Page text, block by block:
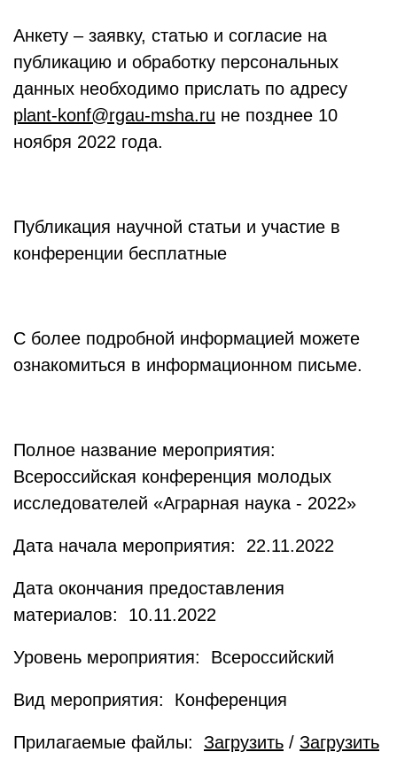
Анкету – заявку, статью и согласие на
публикацию и обработку персональных
данных необходимо прислать по адресу
plant-konf@rgau-msha.ru не позднее 10
ноября 2022 года.
Публикация научной статьи и участие в
конференции бесплатные
С более подробной информацией можете
ознакомиться в информационном письме.
Полное название мероприятия:
Всероссийская конференция молодых
исследователей «Аграрная наука - 2022»
Дата начала мероприятия: 22.11.2022
Дата окончания предоставления
материалов: 10.11.2022
Уровень мероприятия: Всероссийский
Вид мероприятия: Конференция
Прилагаемые файлы: Загрузить / Загрузить